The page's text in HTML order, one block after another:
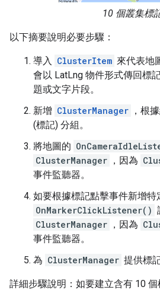
10 個叢集標
以下摘要說明必要步驟：
導入 ClusterItem 來代表地
會以 LatLng 物件形式傳回標
題或文字片段。
新增 ClusterManager ，根
(標記) 分組。
將地圖的
ClusterManager ，因為
事件監聽器。
如要根據標記點擊事件新增特
OnMarkerClickListener()
ClusterManager ，因為
事件監聽器。
為 ClusterManager 提供標記
詳細步驟說明：如要建立含有 10